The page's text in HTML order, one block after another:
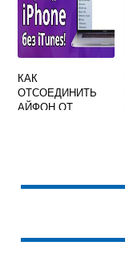
КАК
ОТСОЕДИНИТЬ
АЙФОН ОТ